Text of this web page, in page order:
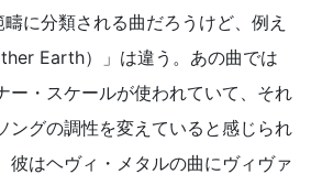
に分類される曲だろうけど、例え
Earth）」は違う。あの曲では
ー・スケールが使われていて、それ
ングの調性を変えていると感じられ
彼はヘヴィ・メタルの曲にヴィヴァ